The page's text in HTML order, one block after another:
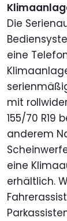
Die
eine
mit
155/70 R19
anderem
eine
erhältlich.